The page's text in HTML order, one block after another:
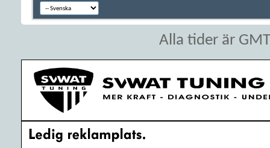
Alla tider är